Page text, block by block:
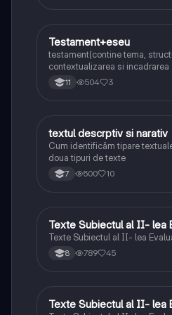
Limba și literatura română
Testament+eseu
testament(contine tema,
contextualizarea si incadrarea
11 504 3
Limba și literatura română
textul descrptiv si narativ
Cum identificăm tipare
doua tipuri de texte
7 500 10
Limba și literatura română
Texte Subiectul al II- lea
Texte Subiectul al II- lea
8 789 45
Limba și literatura română
Texte Subiectul al II- lea